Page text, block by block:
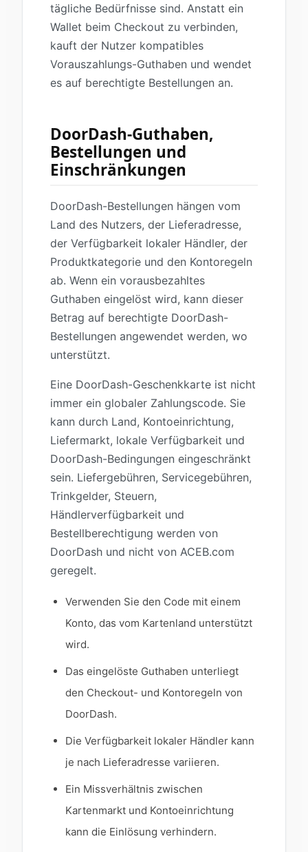
tägliche Bedürfnisse sind. Anstatt ein
Wallet beim Checkout zu verbinden,
kauft der Nutzer kompatibles
Vorauszahlungs-Guthaben und wendet
es auf berechtigte Bestellungen an.
DoorDash-Guthaben,
Bestellungen und
Einschränkungen
DoorDash-Bestellungen hängen vom
Land des Nutzers, der Lieferadresse,
der Verfügbarkeit lokaler Händler, der
Produktkategorie und den Kontoregeln
ab. Wenn ein vorausbezahltes
Guthaben eingelöst wird, kann dieser
Betrag auf berechtigte DoorDash-
Bestellungen angewendet werden, wo
unterstützt.
Eine DoorDash-Geschenkkarte ist nicht
immer ein globaler Zahlungscode. Sie
kann durch Land, Kontoeinrichtung,
Liefermarkt, lokale Verfügbarkeit und
DoorDash-Bedingungen eingeschränkt
sein. Liefergebühren, Servicegebühren,
Trinkgelder, Steuern,
Händlerverfügbarkeit und
Bestellberechtigung werden von
DoorDash und nicht von ACEB.com
geregelt.
Verwenden Sie den Code mit einem
Konto, das vom Kartenland unterstützt
wird.
Das eingelöste Guthaben unterliegt
den Checkout- und Kontoregeln von
DoorDash.
Die Verfügbarkeit lokaler Händler kann
je nach Lieferadresse variieren.
Ein Missverhältnis zwischen
Kartenmarkt und Kontoeinrichtung
kann die Einlösung verhindern.